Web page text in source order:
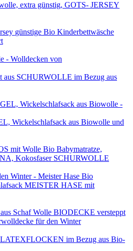
extra günstig, GOTS- JERSEY
günstige Bio Kinderbettwäsche
aus SCHURWOLLE im Bezug aus
Wickelschlafsack aus Biowolle und
Bio Babymatratze,
Kokosfaser SCHURWOLLE
Bio
MEISTER HASE mit
BIODECKE versteppt
für den Winter